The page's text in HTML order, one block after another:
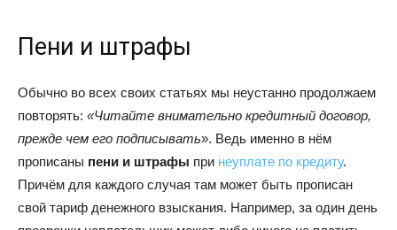
Пени и штрафы
Обычно во всех своих статьях мы неустанно продолжаем
повторять: «Читайте внимательно кредитный договор,
прежде чем его подписывать». Ведь именно в нём
прописаны пени и штрафы при неуплате по кредиту.
Причём для каждого случая там может быть прописан
свой тариф денежного взыскания. Например, за один день